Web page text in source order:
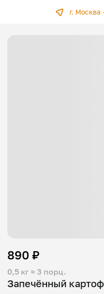
г. Москва
Запечённый
0,5 кг ≈ 3 порц.
890 ₽